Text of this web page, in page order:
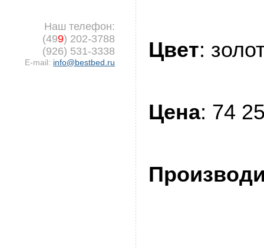
Наш телефон:
(499) 202-3788
(926) 531-3338
E-mail: info@bestbed.ru
Цвет:
Цена: 74